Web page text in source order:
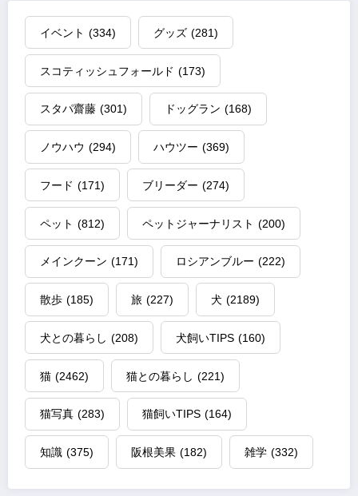
イベント (334) グッズ (281)
スコティッシュフォールド (173)
スタパ齋藤 (301) ドッグラン (168)
ノウハウ (294) ハウツー (369)
フード (171) ブリーダー (274)
ペット (812) ペットジャーナリスト (200)
メインクーン (171) ロシアンブルー (222)
散歩 (185) 旅 (227) 犬 (2189)
犬との暮らし (208) 犬飼いTIPS (160)
猫 (2462) 猫との暮らし (221)
猫写真 (283) 猫飼いTIPS (164)
知識 (375) 阪根美果 (182) 雑学 (332)